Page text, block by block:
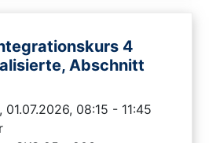
4
Abschnitt
01.07.2026, 08:15 - 11:45